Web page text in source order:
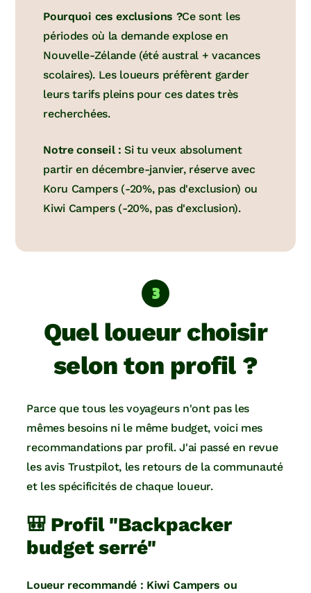
Pourquoi ces exclusions ?Ce sont les
périodes où la demande explose en
Nouvelle-Zélande (été austral + vacances
scolaires). Les loueurs préfèrent garder
leurs tarifs pleins pour ces dates très
recherchées.
Notre conseil : Si tu veux absolument
partir en décembre-janvier, réserve avec
Koru Campers (-20%, pas d'exclusion) ou
Kiwi Campers (-20%, pas d'exclusion).
Quel loueur choisir
selon ton profil ?
Parce que tous les voyageurs n'ont pas les
mêmes besoins ni le même budget, voici mes
recommandations par profil. J'ai passé en revue
les avis Trustpilot, les retours de la communauté
et les spécificités de chaque loueur.
🎒 Profil "Backpacker
budget serré"
Loueur recommandé : Kiwi Campers ou